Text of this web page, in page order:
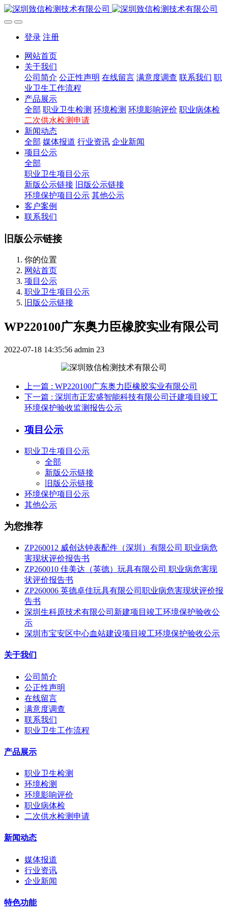
登录 注册
网站首页
关于我们
公司简介 公正性声明 在线留言 满意度调查 联系我们 职
业卫生工作流程
产品展示
全部 职业卫生检测 环境检测 环境影响评价 职业病体检
二次供水检测申请
新闻动态
全部 媒体报道 行业资讯 企业新闻
项目公示
全部
职业卫生项目公示
新版公示链接
旧版公示链接
环境保护项目公示 其他公示
客户案例
联系我们
旧版公示链接
你的位置
网站首页
项目公示
职业卫生项目公示
旧版公示链接
WP220100广东奥力臣橡胶实业有限公司
2022-07-18 14:35:56 admin 23
上一篇 : WP220100广东奥力臣橡胶实业有限公司
下一篇 : 深圳市正宏盛智能科技有限公司迁建项目竣工
环境保护验收监测报告公示
项目公示
职业卫生项目公示
全部
新版公示链接
旧版公示链接
环境保护项目公示
其他公示
为您推荐
ZP260012 威创达钟表配件（深圳）有限公司 职业病危
害现状评价报告书
ZP260010 佳美达（英德）玩具有限公司 职业病危害现
状评价报告书
ZP260006 英德卓佳玩具有限公司职业病危害现状评价报
告书
深圳生科原技术有限公司新建项目竣工环境保护验收公
示
深圳市宝安区中心血站建设项目竣工环境保护验收公示
关于我们
公司简介
公正性声明
在线留言
满意度调查
联系我们
职业卫生工作流程
产品展示
职业卫生检测
环境检测
环境影响评价
职业病体检
二次供水检测申请
新闻动态
媒体报道
行业资讯
企业新闻
特色功能